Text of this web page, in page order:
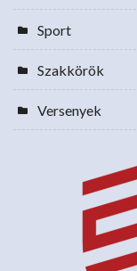
Sport
Szakkörök
Versenyek